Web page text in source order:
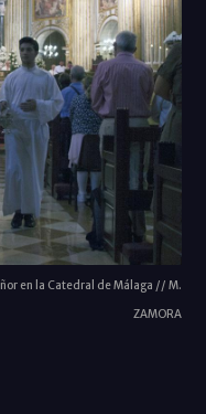
en la Catedral de Málaga // M.
ZAMORA